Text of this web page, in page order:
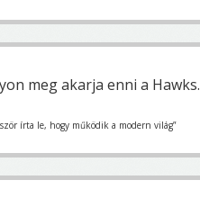
meg akarja enni a Hawks.
írta le, hogy működik a modern világ”